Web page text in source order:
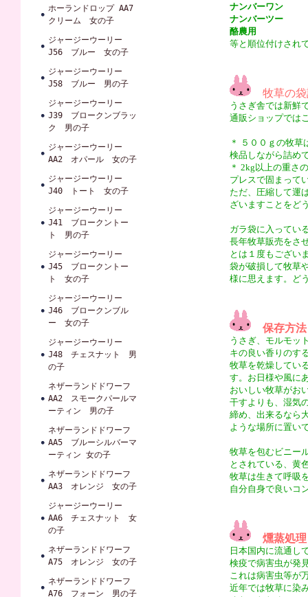
ホーランドロップ AA7
クリーム 女の子
ジャージーウーリー
J56 ブルー 女の子
ジャージーウーリー
J58 ブルー 男の子
ジャージーウーリー
J39 ブロークンブラッ
ク 男の子
ジャージーウーリー
AA2 オパール 女の子
ジャージーウーリー
J40 トート 女の子
ジャージーウーリー
J41 ブロークントー
ト 男の子
ジャージーウーリー
J45 ブロークントー
ト 女の子
ジャージーウーリー
J46 ブロークンブル
ー 女の子
ジャージーウーリー
J48 チェスナット 男
の子
ネザーランドドワーフ
AA2 スモークパールマ
ーティン 男の子
ネザーランドドワーフ
AA5 ブルーシルバーマ
ーティン 女の子
ネザーランドドワーフ
AA3 オレンジ 女の子
ジャージーウーリー
AA6 チェスナット 女
の子
ネザーランドドワーフ
A75 オレンジ 女の子
ネザーランドドワーフ
A76 フォーン 男の子
ナンバーワン
ナンバーツー
酪農用
等と順位付けされ
牧草の
うさぎ舎では新鮮
通販ショップでは
＊ ５００ｇの牧
検品しながら詰め
＊ 2kg以上の重さ
プレスで固まって
ただ、圧縮して運
ざいますことをど
ガラ袋に入ってい
長年牧草販売をさ
とは１度もござい
袋が破損して牧草
様に思えます。ど
保存方法
うさぎ、モルモッ
キの良い香りのす
牧草を乾燥してい
す。お日様や風に
おいしい牧草がお
干すよりも、湿気
締め、出来るなら
ような場所に置い
牧草を包むビニー
とされている、黄
牧草は生きて呼吸
自分自身で良いコ
燻蒸処理
日本国内に流通し
検疫で病害虫が発
これは病害虫等が
近年では牧草に染